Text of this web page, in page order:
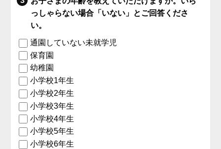
っしゃらない場合「いない」とご回答くださ
い。
通園していない未就学児
保育園
幼稚園
小学校1年生
小学校2年生
小学校3年生
小学校4年生
小学校5年生
小学校6年生